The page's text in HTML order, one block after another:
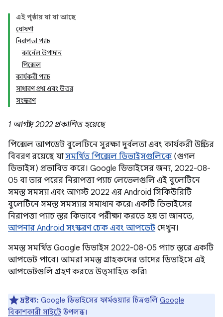
এই পৃষ্ঠায় যা যা আছে
ঘোষণা
নিরাপত্তা প্যাচ
কার্নেল উপাদান
পিক্সেল
কার্যকরী প্যাচ
সাধারণ প্রশ্ন এবং উত্তর
সংস্করণ
1 আগস্ট, 2022 প্রকাশিত হয়েছে
পিক্সেল আপডেট বুলেটিনে সুরক্ষা দুর্বলতা এবং কার্যকরী উন্নতির
বিবরণ রয়েছে যাসমর্থিত পিক্সেল ডিভাইসগুলিকে (গুগল
ডিভাইস) প্রভাবিত করে। Google ডিভাইসের জন্য, 2022-08-
05 বা তার পরের নিরাপত্তা প্যাচ লেভেলগুলি এই বুলেটিনে
সমস্ত সমস্যা এবং আগস্ট 2022 এর Android সিকিউরিটি
বুলেটিনে সমস্ত সমস্যার সমাধান করে৷ একটি ডিভাইসের
নিরাপত্তা প্যাচ স্তর কিভাবে পরীক্ষা করতে হয় তা জানতে,
আপনার Android সংস্করণ চেক এবং আপডেট দেখুন।
সমস্ত সমর্থিত Google ডিভাইস 2022-08-05 প্যাচ স্তরে একটি
আপডেট পাবে। আমরা সমস্ত গ্রাহকদের তাদের ডিভাইসে এই
আপডেটগুলি গ্রহণ করতে উত্সাহিত করি৷
দ্রষ্টব্য: Google ডিভাইসের ফার্মওয়্যার চিত্রগুলি Google
বিকাশকারী সাইটে উপলব্ধ।